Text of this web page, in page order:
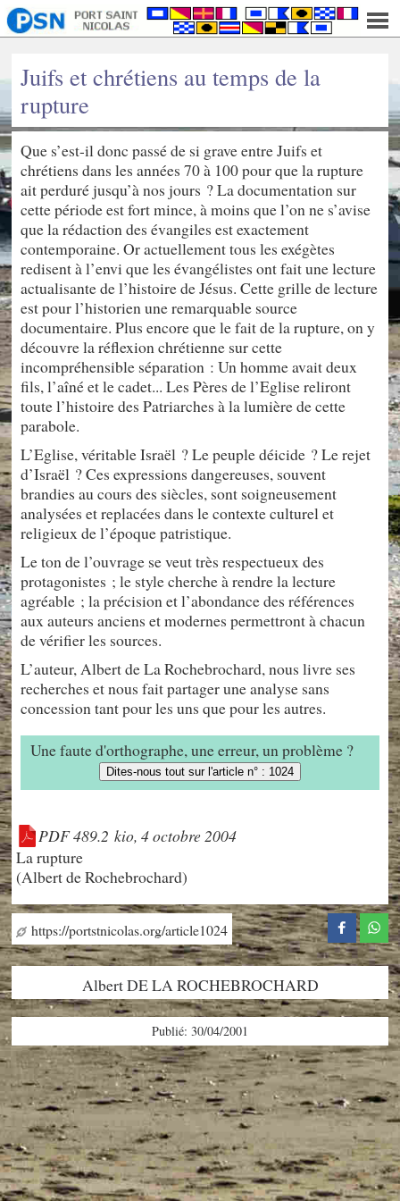
Juifs et chrétiens au temps de la
rupture
Que s’est-il donc passé de si grave entre Juifs et
chrétiens dans les années 70 à 100 pour que la rupture
ait perduré jusqu’à nos jours ? La documentation sur
cette période est fort mince, à moins que l’on ne s’avise
que la rédaction des évangiles est exactement
contemporaine. Or actuellement tous les exégètes
redisent à l’envi que les évangélistes ont fait une lecture
actualisante de l’histoire de Jésus. Cette grille de lecture
est pour l’historien une remarquable source
documentaire. Plus encore que le fait de la rupture, on y
découvre la réflexion chrétienne sur cette
incompréhensible séparation : Un homme avait deux
fils, l’aîné et le cadet... Les Pères de l’Eglise reliront
toute l’histoire des Patriarches à la lumière de cette
parabole.
L’Eglise, véritable Israël ? Le peuple déicide ? Le rejet
d’Israël ? Ces expressions dangereuses, souvent
brandies au cours des siècles, sont soigneusement
analysées et replacées dans le contexte culturel et
religieux de l’époque patristique.
Le ton de l’ouvrage se veut très respectueux des
protagonistes ; le style cherche à rendre la lecture
agréable ; la précision et l’abondance des références
aux auteurs anciens et modernes permettront à chacun
de vérifier les sources.
L’auteur, Albert de La Rochebrochard, nous livre ses
recherches et nous fait partager une analyse sans
concession tant pour les uns que pour les autres.
Une faute d'orthographe, une erreur, un problème ?
Dites-nous tout sur l'article n° : 1024
PDF 489.2 kio, 4 octobre 2004
La rupture
(Albert de Rochebrochard)
https://portstnicolas.org/article1024
Albert DE LA ROCHEBROCHARD
Publié: 30/04/2001